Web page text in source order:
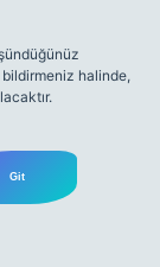
halinde,